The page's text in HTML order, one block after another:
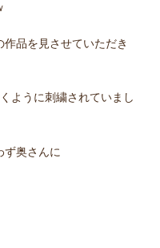
品を見させていただき
ように刺繍されていまし
ず奥さんに